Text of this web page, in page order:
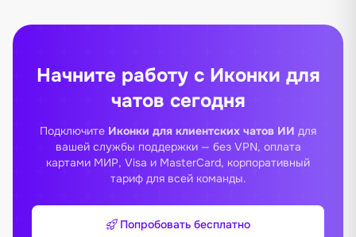
Начните работу с Иконки для
чатов сегодня
Подключите Иконки для клиентских чатов ИИ для
вашей службы поддержки — без VPN, оплата
картами МИР, Visa и MasterCard, корпоративный
тариф для всей команды.
Попробовать бесплатно